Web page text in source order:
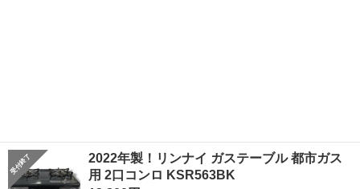
2022年製！リンナイ ガステーブル 都市ガス
用 2口コンロ KSR563BK